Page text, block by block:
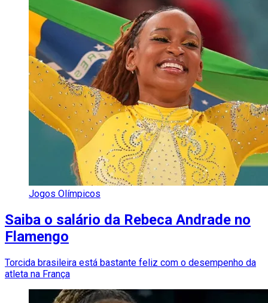
Jogos Olímpicos
Saiba o salário da Rebeca Andrade no
Flamengo
Torcida brasileira está bastante feliz com o desempenho da
atleta na França